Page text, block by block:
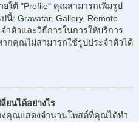
ใต้ "Profile" คุณสามารถเพิ่มรูป
: Gravatar, Gallery, Remote
ำตัวและวิธีการในการให้บริการ
กคุณไม่สามารถใช้รูปประจำตัวได้
ยนได้อย่างไร
คุณแสดงจำนวนโพสต์ที่คุณได้ทำ